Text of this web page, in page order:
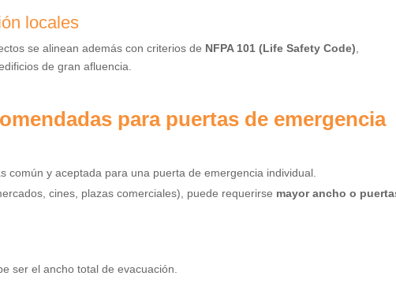
locales
se alinean además con criterios de NFPA 101 (Life Safety Code)
de gran afluencia.
para puertas de emergencia
común y aceptada para una puerta de emergencia individual.
cines, plazas comerciales), puede requerirse mayor ancho o
ser el ancho total de evacuación.